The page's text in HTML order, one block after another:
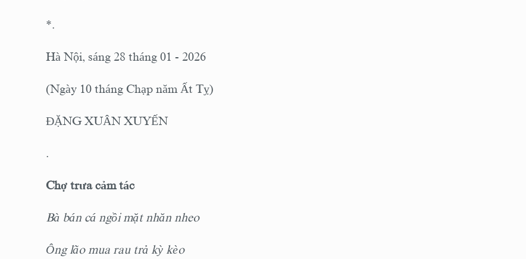
*.
Hà Nội, sáng 28 tháng 01 - 2026
(Ngày 10 tháng Chạp năm Ất Tỵ)
ĐẶNG XUÂN XUYẾN
.
Chợ trưa cảm tác
Bà bán cá ngồi mặt nhăn nheo
Ông lão mua rau trả kỳ kèo